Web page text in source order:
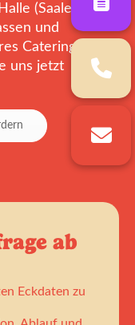
(Saale)
und
Catering-
uns jetzt
ab
Eckdaten zu